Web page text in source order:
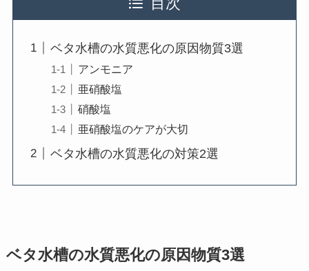
目次
ベタ水槽の水質悪化の原因物質3選
アンモニア
亜硝酸塩
硝酸塩
亜硝酸塩のケアが大切
ベタ水槽の水質悪化の対策2選
ベタ水槽の水質悪化の原因物質3選